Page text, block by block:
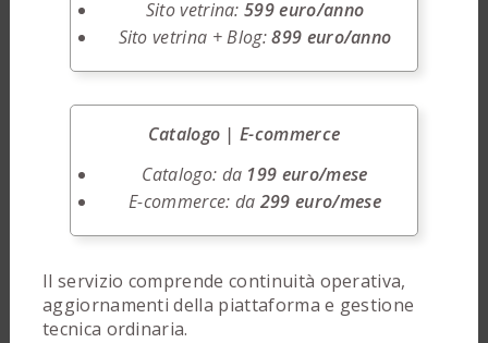
Sito vetrina:599 euro/anno
Sito vetrina + Blog:899 euro/anno
Catalogo | E-commerce
Catalogo: da 199 euro/mese
E-commerce: da 299 euro/mese
Il servizio comprende continuità operativa,
aggiornamenti della piattaforma e gestione
tecnica ordinaria.